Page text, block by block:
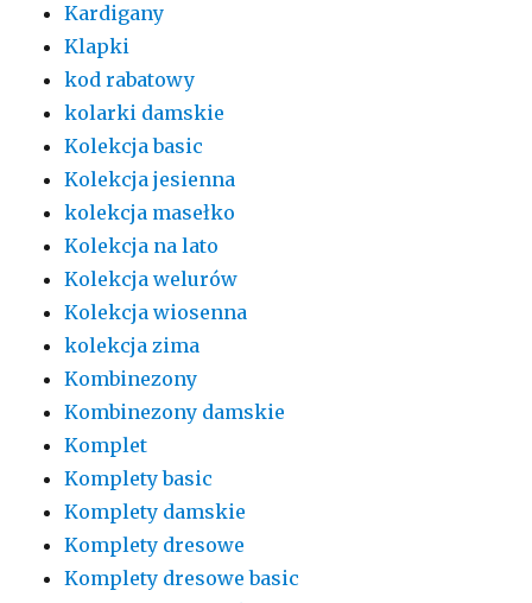
Kardigany
Klapki
kod rabatowy
kolarki damskie
Kolekcja basic
Kolekcja jesienna
kolekcja masełko
Kolekcja na lato
Kolekcja welurów
Kolekcja wiosenna
kolekcja zima
Kombinezony
Kombinezony damskie
Komplet
Komplety basic
Komplety damskie
Komplety dresowe
Komplety dresowe basic